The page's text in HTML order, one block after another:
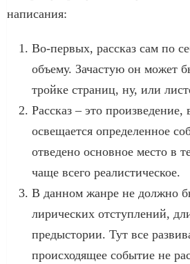
написания:
Во-первых, рассказ сам по
объему. Зачастую он может
тройке страниц, ну, или
Рассказ – это произведение,
освещается определенное
отведено основное место в
чаще всего реалистическое.
В данном жанре не должно
лирических отступлений,
предыстории. Тут все
происходящее событие не